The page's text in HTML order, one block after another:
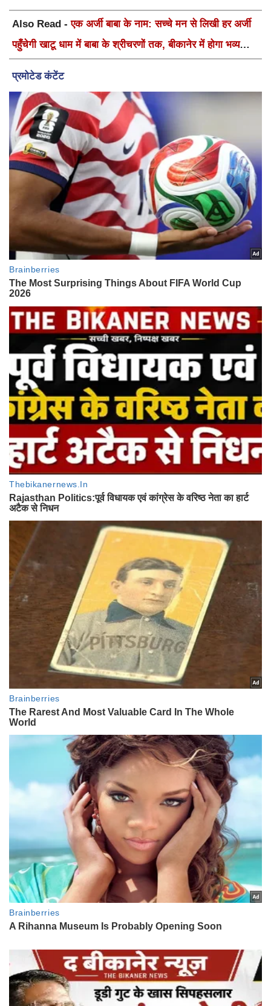
Also Read -एक अर्जी बाबा के नाम: सच्चे मन से लिखी हर अर्जी
पहुँचेगी खाटू धाम में बाबा के श्रीचरणों तक, बीकानेर में होगा भव्य